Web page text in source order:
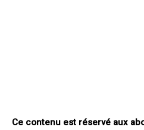
Ce contenu est réservé aux